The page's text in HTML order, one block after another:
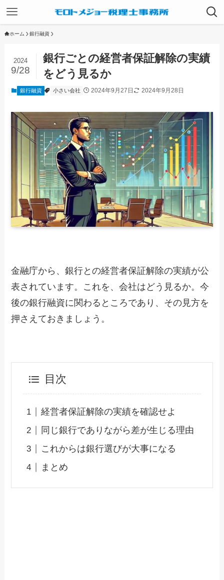
ホーム 銀行融資
銀行ごとの経営者保証解除の実績
をどう見るか
2024
9/28
銀行融資 小さい会社 2024年9月27日 2024年9月28日
金融庁から、銀行との経営者保証解除の実績が公
表されています。これを、会社はどう見るか。今
後の銀行融資に関わるところであり、その見方を
押さえておきましょう。
目次
経営者保証解除の実績を確認せよ
同じ銀行でありながら差が生じる理由
これからは銀行選びが大事になる
まとめ